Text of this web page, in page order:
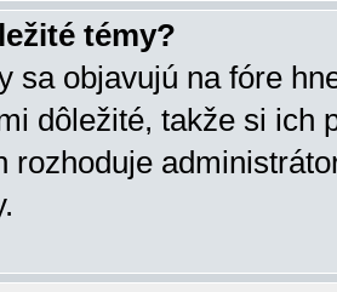
témy?
sa objavujú na fóre
dôležité, takže si ich
rozhoduje